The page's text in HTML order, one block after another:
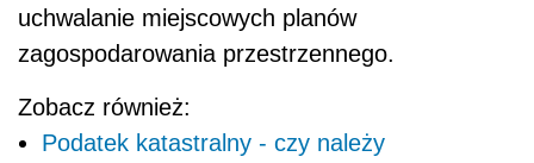
uchwalanie miejscowych planów
zagospodarowania przestrzennego.
Zobacz również:
Podatek katastralny - czy należy